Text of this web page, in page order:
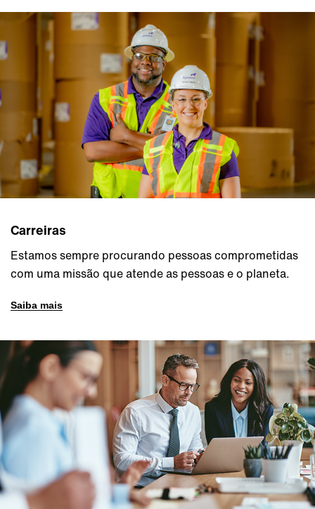
Carreiras
Estamos sempre procurando pessoas comprometidas
com uma missão que atende as pessoas e o planeta.
Saiba mais